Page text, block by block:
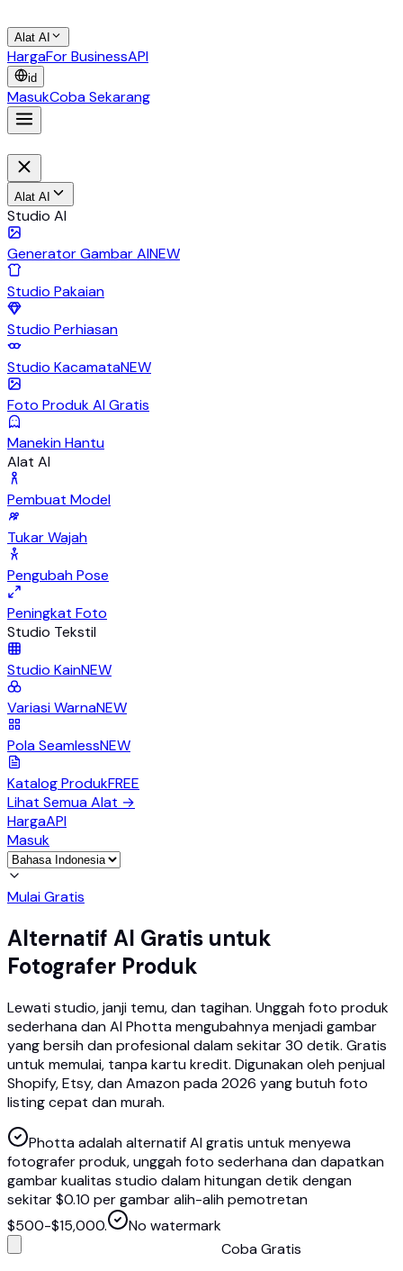
Alat AI
HargaFor BusinessAPI
id
MasukCoba Sekarang
Alat AI
Studio AI
Generator Gambar AINEW
Studio Pakaian
Studio Perhiasan
Studio KacamataNEW
Foto Produk AI Gratis
Manekin Hantu
Alat AI
Pembuat Model
Tukar Wajah
Pengubah Pose
Peningkat Foto
Studio Tekstil
Studio KainNEW
Variasi WarnaNEW
Pola SeamlessNEW
Katalog ProdukFREE
Lihat Semua Alat →
HargaAPI
Masuk
Mulai Gratis
Alternatif AI Gratis untuk
Fotografer Produk
Lewati studio, janji temu, dan tagihan. Unggah foto produk
sederhana dan AI Photta mengubahnya menjadi gambar
yang bersih dan profesional dalam sekitar 30 detik. Gratis
untuk memulai, tanpa kartu kredit. Digunakan oleh penjual
Shopify, Etsy, dan Amazon pada 2026 yang butuh foto
listing cepat dan murah.
Photta adalah alternatif AI gratis untuk menyewa
fotografer produk, unggah foto sederhana dan dapatkan
gambar kualitas studio dalam hitungan detik dengan
sekitar $0.10 per gambar alih-alih pemotretan
$500-$15,000.
No watermark
Coba Gratis